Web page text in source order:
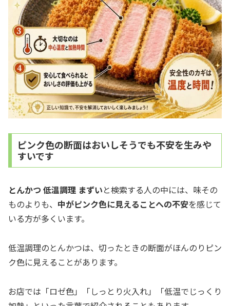
ピンク色の断面はおいしそうでも不安を生みや
すいです
とんかつ 低温調理 まずいと検索する人の中には、味その
ものよりも、 中がピンク色に見えることへの不安を感じて
いる方が多くいます。
低温調理のとんかつは、切ったときの断面がほんのりピン
ク色に見えることがあります。
お店では「ロゼ色」「しっとり火入れ」「低温でじっくり